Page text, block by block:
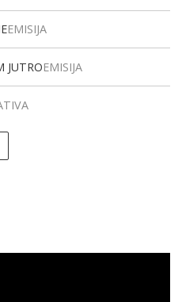
EMISIJA
JUTROEMISIJA